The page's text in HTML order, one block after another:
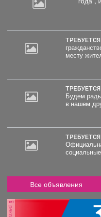
гражданство РФ; наличие
Будем
в нашем
Все объявления